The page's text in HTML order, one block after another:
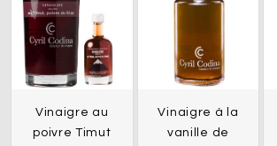
Vinaigre au
poivre Timut
Vinaigre à la
vanille de